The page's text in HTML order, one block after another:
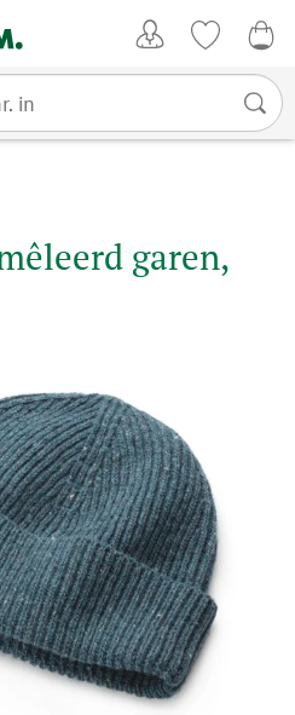
garen,